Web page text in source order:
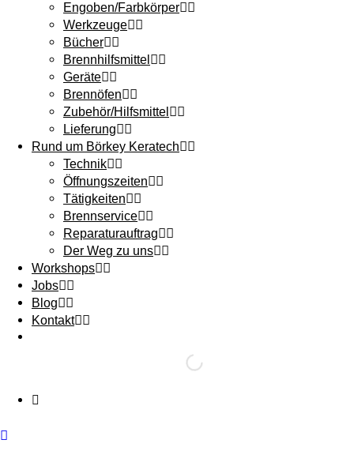
Engoben/Farbkörper
Werkzeuge
Bücher
Brennhilfsmittel
Geräte
Brennöfen
Zubehör/Hilfsmittel
Lieferung
Rund um Börkey Keratech
Technik
Öffnungszeiten
Tätigkeiten
Brennservice
Reparaturauftrag
Der Weg zu uns
Workshops
Jobs
Blog
Kontakt